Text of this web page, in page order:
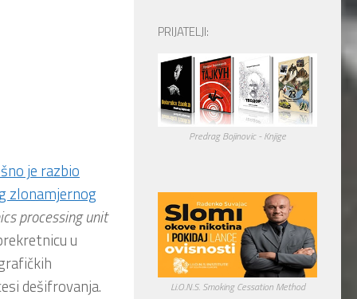
je razbio
zlonamjernog
processing unit
u
dešifrovanja.
PRIJATELJI:
Predrag Bojinovic - Knjige
Li.O.N.S. Smoking Cessation Method